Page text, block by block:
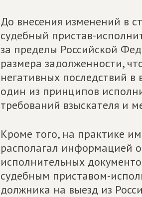
До внесения изменений в
судебный пристав-
за пределы Российской
размера задолженности,
негативных последствий в
один из принципов
требований взыскателя и
Кроме того, на практике
располагал информацией
исполнительных
судебным приставом-
должника на выезд из